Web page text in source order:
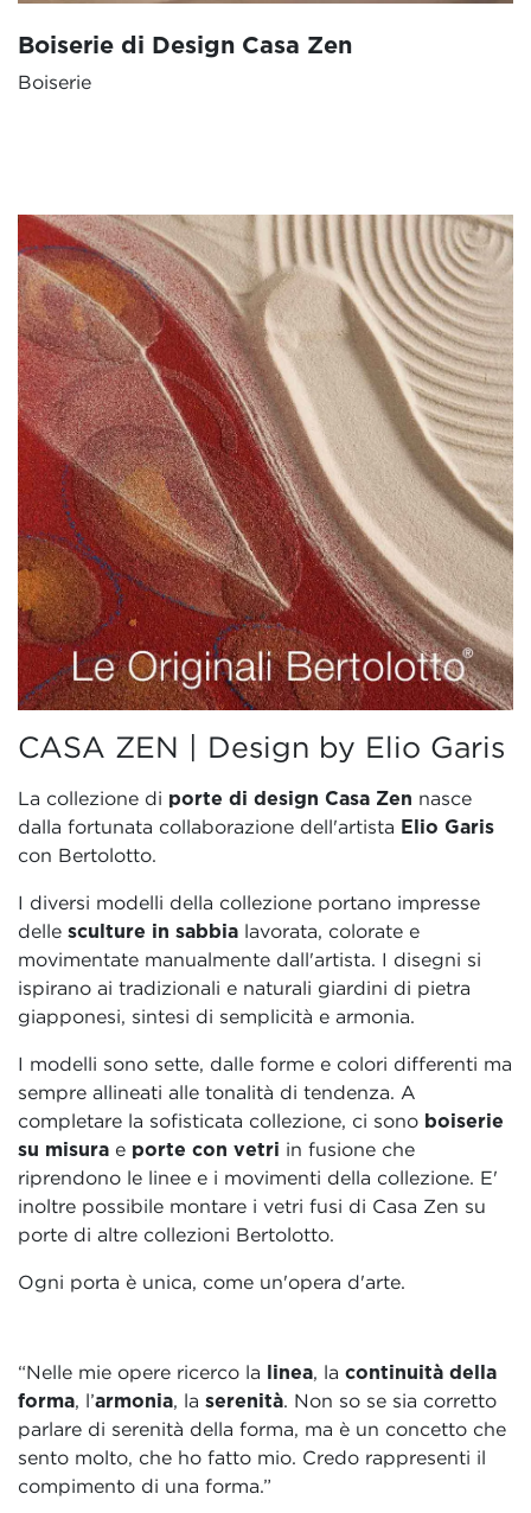
Boiserie di Design Casa Zen
Boiserie
CASA ZEN | Design by Elio Garis
La collezione di porte di design Casa Zen nasce
dalla fortunata collaborazione dell'artista Elio Garis
con Bertolotto.
I diversi modelli della collezione portano impresse
delle sculture in sabbia lavorata, colorate e
movimentate manualmente dall'artista. I disegni si
ispirano ai tradizionali e naturali giardini di pietra
giapponesi, sintesi di semplicità e armonia.
I modelli sono sette, dalle forme e colori differenti ma
sempre allineati alle tonalità di tendenza. A
completare la sofisticata collezione, ci sono boiserie
su misura e porte con vetri in fusione che
riprendono le linee e i movimenti della collezione. E'
inoltre possibile montare i vetri fusi di Casa Zen su
porte di altre collezioni Bertolotto.
Ogni porta è unica, come un'opera d'arte.
“Nelle mie opere ricerco la linea, la continuità della
forma, l’armonia, la serenità. Non so se sia corretto
parlare di serenità della forma, ma è un concetto che
sento molto, che ho fatto mio. Credo rappresenti il
compimento di una forma.”